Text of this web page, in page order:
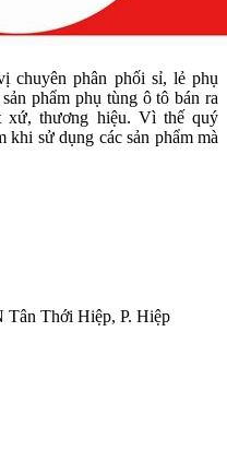
phân phối sỉ, lẻ phụ
phẩm phụ tùng ô tô bán ra
xứ, thương hiệu. Vì thế quý
khi sử dụng các sản phẩm mà
Thới Hiệp, P. Hiệp